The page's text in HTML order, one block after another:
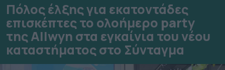
Πόλος έλξης για εκατοντάδες
επισκέπτες το ολοήμερο party
της Allwyn στα εγκαίνια του νέου
καταστήματος στο Σύνταγμα